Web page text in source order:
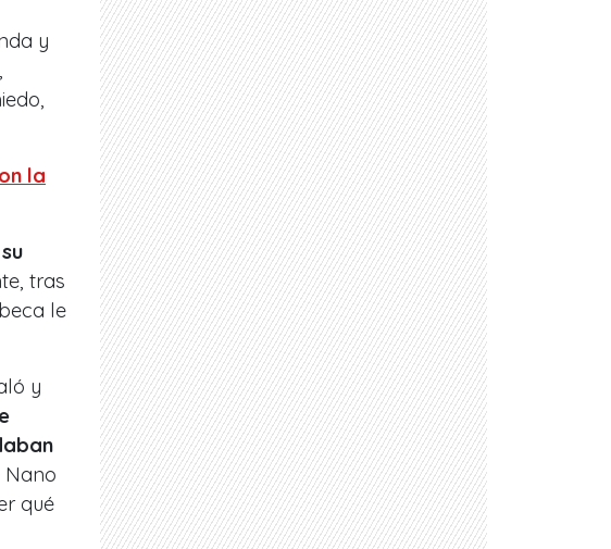
y
la
tras
le
y
Nano
qué